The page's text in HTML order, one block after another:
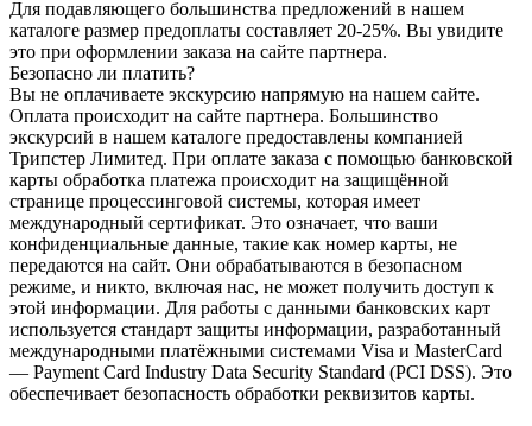
Для подавляющего большинства предложений в нашем
каталоге размер предоплаты составляет 20-25%. Вы увидите
это при оформлении заказа на сайте партнера.
Безопасно ли платить?
Вы не оплачиваете экскурсию напрямую на нашем сайте.
Оплата происходит на сайте партнера. Большинство
экскурсий в нашем каталоге предоставлены компанией
Трипстер Лимитед. При оплате заказа с помощью банковской
карты обработка платежа происходит на защищённой
странице процессинговой системы, которая имеет
международный сертификат. Это означает, что ваши
конфиденциальные данные, такие как номер карты, не
передаются на сайт. Они обрабатываются в безопасном
режиме, и никто, включая нас, не может получить доступ к
этой информации. Для работы с данными банковских карт
используется стандарт защиты информации, разработанный
международными платёжными системами Visa и MasterCard
— Payment Card Industry Data Security Standard (PCI DSS). Это
обеспечивает безопасность обработки реквизитов карты.